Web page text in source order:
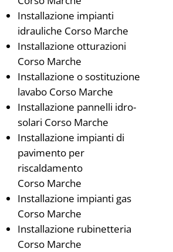
Installazione impianti
idrauliche Corso Marche
Installazione otturazioni
Corso Marche
Installazione o sostituzione
lavabo Corso Marche
Installazione pannelli idro-
solari Corso Marche
Installazione impianti di
pavimento per
riscaldamento
Corso Marche
Installazione impianti gas
Corso Marche
Installazione rubinetteria
Corso Marche